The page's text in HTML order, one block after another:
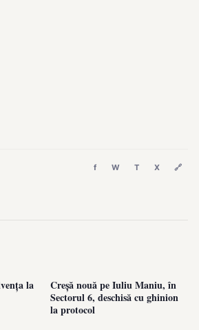
f W T X 🔗
la
Creșă nouă pe Iuliu Maniu, în
Sectorul 6, deschisă cu ghinion
la protocol